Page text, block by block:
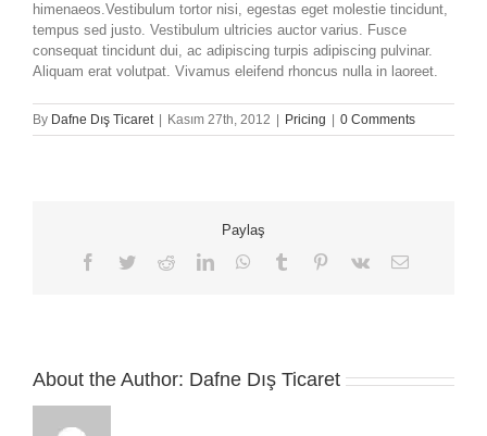
himenaeos.Vestibulum tortor nisi, egestas eget molestie tincidunt,
tempus sed justo. Vestibulum ultricies auctor varius. Fusce
consequat tincidunt dui, ac adipiscing turpis adipiscing pulvinar.
Aliquam erat volutpat. Vivamus eleifend rhoncus nulla in laoreet.
By Dafne Dış Ticaret Kasım 27th, 2012 Pricing 0 Comments
Paylaş
Facebook
TwitterRedditLinkedInWhatsApp
Tumblr Pinterest
Vk Email
About the Author: Dafne Dış Ticaret